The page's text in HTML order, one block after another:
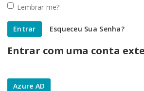
Lembrar-me?
Entrar Esqueceu Sua Senha?
Entrar com uma conta
Azure AD